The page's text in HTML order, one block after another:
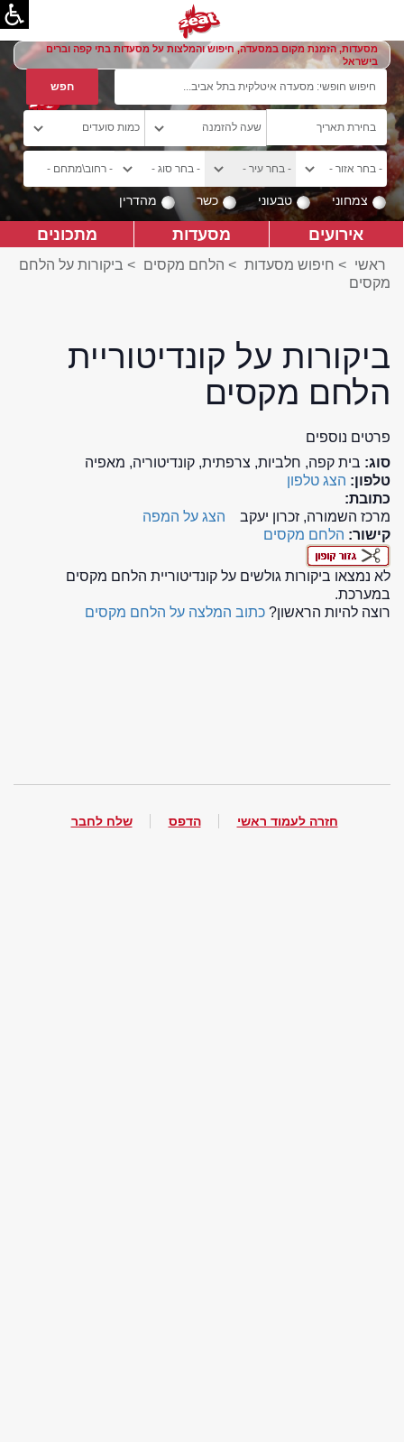
מסעדות, הזמנת מקום במסעדה, חיפוש והמלצות על מסעדות בתי קפה וברים
בישראל
צמחוני טבעוני כשר מהדרין
אירועים מסעדות מתכונים
ראשי > חיפוש מסעדות > הלחם מקסים > ביקורות על הלחם
מקסים
ביקורות על קונדיטוריית
הלחם מקסים
פרטים נוספים
סוג: בית קפה, חלביות, צרפתית, קונדיטוריה, מאפיה
טלפון: הצג טלפון
כתובת:
מרכז השמורה, זכרון יעקב
הצג על המפה
קישור: הלחם מקסים
לא נמצאו ביקורות גולשים על קונדיטוריית הלחם מקסים
במערכת.
רוצה להיות הראשון? כתוב המלצה על הלחם מקסים
חזרה לעמוד ראשי הדפס שלח לחבר